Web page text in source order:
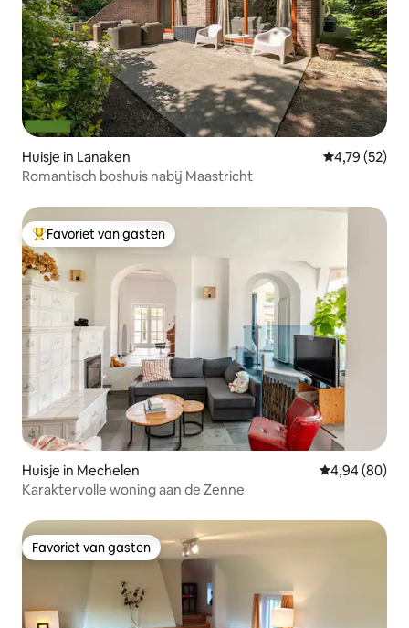
Huisje in Lanaken Gemiddelde
4,79 (52)
Romantisch boshuis nabij Maastricht
Topfavoriet van gasten
Favoriet van gasten
Huisje in Mechelen Gemiddelde
4,94 (80)
Karaktervolle woning aan de Zenne
Favoriet van gasten
Favoriet van gasten